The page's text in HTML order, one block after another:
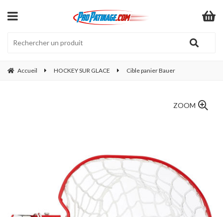
Accueil HOCKEY SUR GLACE Cible panier Bauer
ZOOM